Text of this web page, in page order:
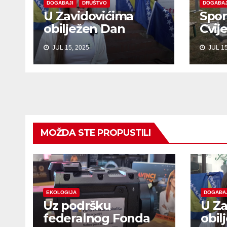
DOGAĐAJI DRUŠTVO
U Zavidovićima
obilježen Dan
sjećanja na žrtve
genocida u
Srebrenici
JUL 15, 2025 JUL
MOŽDA STE PROPUSTILI
EKOLOGIJA
Uz podršku
federalnog Fonda
U